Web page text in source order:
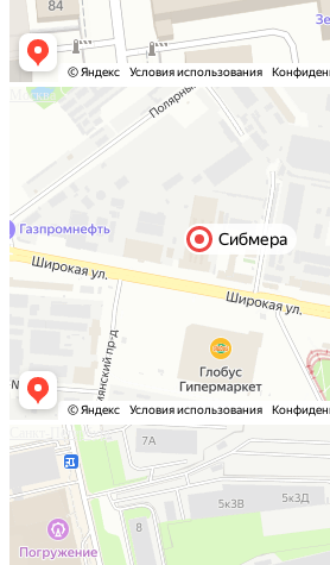
Москва
Санкт-Петербург